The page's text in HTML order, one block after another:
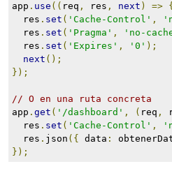
app . use (( req , res , next ) => {
res . set ( 'Cache-Control' ,
res . set ( 'Pragma' , 'no-
res . set ( 'Expires' , '0' );
next ();
});
// O en una ruta concreta
app . get ( '/dashboard' , ( req ,
res . set ( 'Cache-Control' ,
res . json ({ data :
});